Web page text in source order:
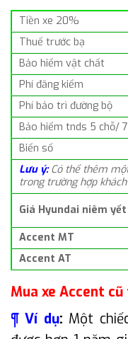
Tiền xe 20%
Thuế trước bạ
Bảo hiểm vật chất
Phí đăng kiểm
Phí bảo trì đường bộ
Bảo hiểm tnds 5 chỗ/
Biển số
Lưu ý:Có thể thêm
trong trường hợp
Giá Hyundai niêm yết
Accent MT
Accent AT
Mua xe Accent
¶ Ví dụ: Một